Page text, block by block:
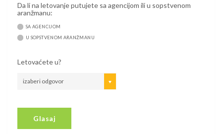
Da li na letovanje putujete sa agencijom ili u sopstvenom
aranžmanu:
SA AGENCIJOM
U SOPSTVENOM ARANŽMANU
Letovaćete u?
izaberi odgovor
Glasaj